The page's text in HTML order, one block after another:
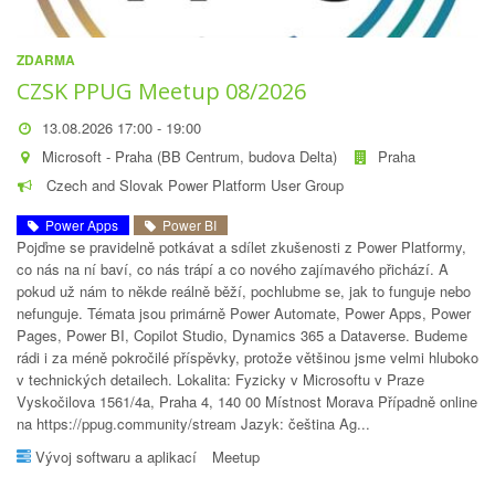
ZDARMA
CZSK PPUG Meetup 08/2026
13.08.2026 17:00 - 19:00
Microsoft - Praha (BB Centrum, budova Delta)
Praha
Czech and Slovak Power Platform User Group
Power Apps Power BI
Pojďme se pravidelně potkávat a sdílet zkušenosti z Power Platformy,
co nás na ní baví, co nás trápí a co nového zajímavého přichází. A
pokud už nám to někde reálně běží, pochlubme se, jak to funguje nebo
nefunguje. Témata jsou primárně Power Automate, Power Apps, Power
Pages, Power BI, Copilot Studio, Dynamics 365 a Dataverse. Budeme
rádi i za méně pokročilé příspěvky, protože většinou jsme velmi hluboko
v technických detailech. Lokalita: Fyzicky v Microsoftu v Praze
Vyskočilova 1561/4a, Praha 4, 140 00 Místnost Morava Případně online
na https://ppug.community/stream Jazyk: čeština Ag...
Vývoj softwaru a aplikací
Meetup